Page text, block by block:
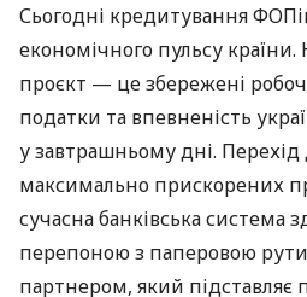
Сьогодні кредитування
економічного пульсу
проєкт — це збережені
податки та впевненість
у завтрашньому дні.
максимально прискорених
сучасна банківська система
перепоною з паперовою
партнером, який підставляє